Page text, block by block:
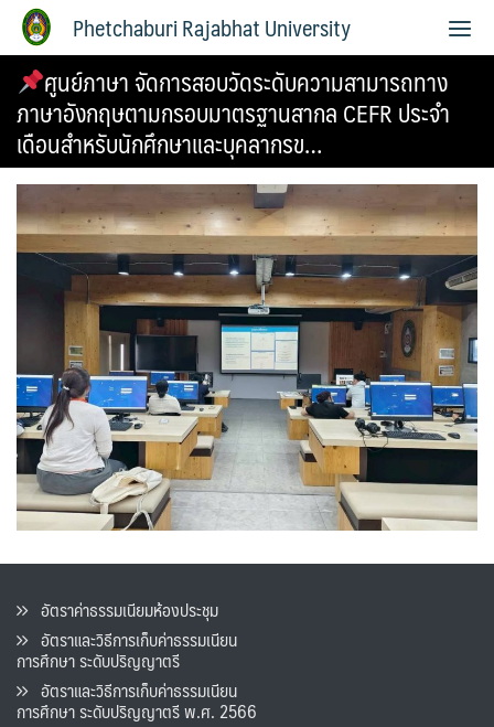
Phetchaburi Rajabhat University
ศูนย์ภาษา จัดการสอบวัดระดับความสามารถทาง
ภาษาอังกฤษตามกรอบมาตรฐานสากล CEFR ประจำ
เดือนสำหรับนักศึกษาและบุคลากรข…
อัตราค่าธรรมเนียมห้องประชุม
อัตราและวิธีการเก็บค่าธรรมเนียน
การศึกษา ระดับปริญญาตรี
อัตราและวิธีการเก็บค่าธรรมเนียน
การศึกษา ระดับปริญญาตรี พ.ศ. 2566